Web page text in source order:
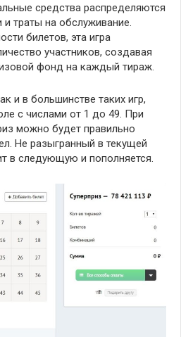
средства распределяются
траты на обслуживание.
билетов, эта игра
участников, создавая
фонд на каждый тираж.
и в большинстве таких игр,
с числами от 1 до 49. При
можно будет правильно
Не разыгранный в текущей
в следующую и пополняется.